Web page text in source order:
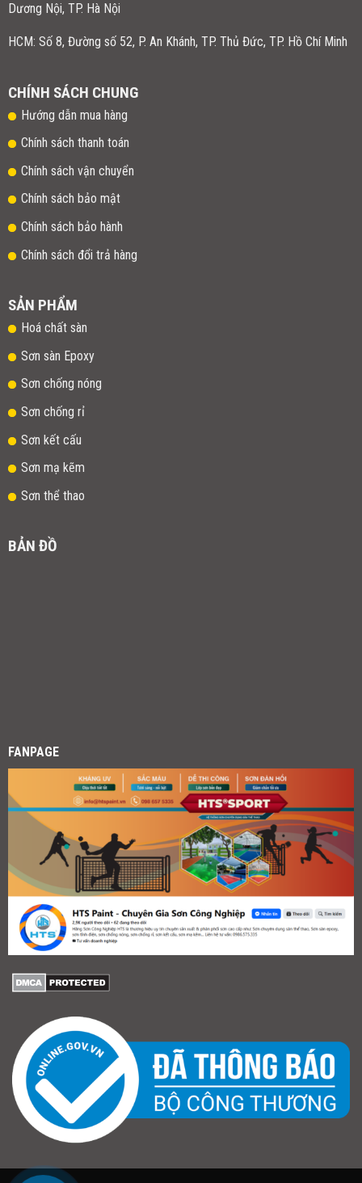
Dương Nội, TP. Hà Nội
HCM: Số 8, Đường số 52, P. An Khánh, TP. Thủ Đức, TP. Hồ Chí Minh
CHÍNH SÁCH CHUNG
Hướng dẫn mua hàng
Chính sách thanh toán
Chính sách vận chuyển
Chính sách bảo mật
Chính sách bảo hành
Chính sách đổi trả hàng
SẢN PHẨM
Hoá chất sàn
Sơn sàn Epoxy
Sơn chống nóng
Sơn chống rỉ
Sơn kết cấu
Sơn mạ kẽm
Sơn thể thao
BẢN ĐỒ
FANPAGE